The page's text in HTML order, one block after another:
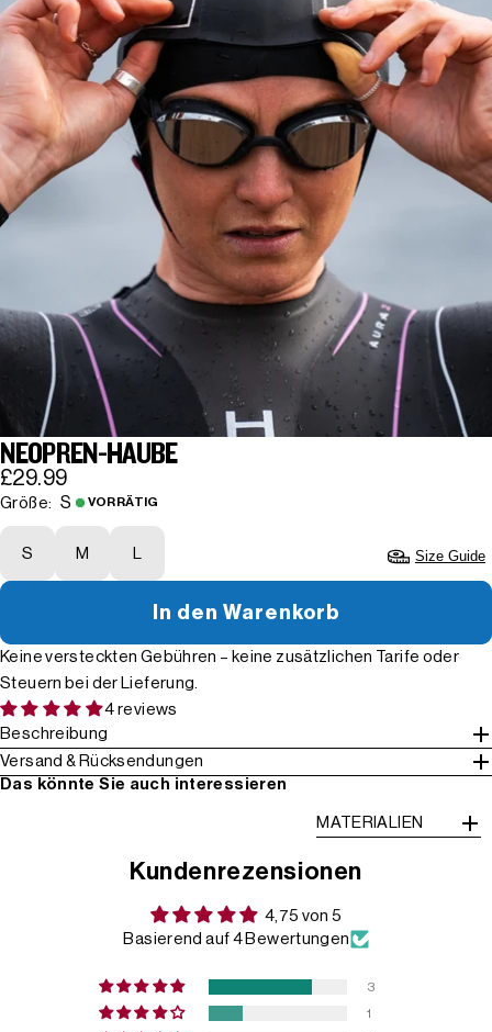
NEOPREN-HAUBE
£29.99
Größe: S VORRÄTIG
S M L Size Guide
In den Warenkorb
Keine versteckten Gebühren – keine zusätzlichen Tarife oder
Steuern bei der Lieferung.
4 reviews
Beschreibung
Versand & Rücksendungen
Das könnte Sie auch interessieren
MATERIALIEN
Kundenrezensionen
4,75 von 5
Basierend auf 4 Bewertungen
3
1